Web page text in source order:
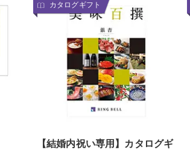
カタログギフト
【結婚内祝い専用】カタログギ